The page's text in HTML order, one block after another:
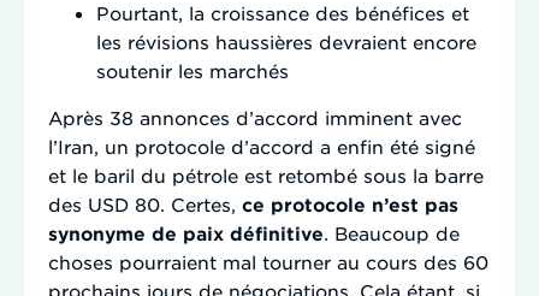
Pourtant, la croissance des bénéfices et
les révisions haussières devraient encore
soutenir les marchés
Après 38 annonces d’accord imminent avec
l’Iran, un protocole d’accord a enfin été signé
et le baril du pétrole est retombé sous la barre
des USD 80. Certes, ce protocole n’est pas
synonyme de paix définitive. Beaucoup de
choses pourraient mal tourner au cours des 60
prochains jours de négociations. Cela étant, si